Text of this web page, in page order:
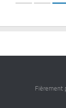
Fièrement